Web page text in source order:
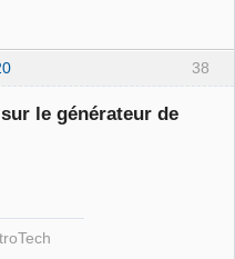
38
le générateur de